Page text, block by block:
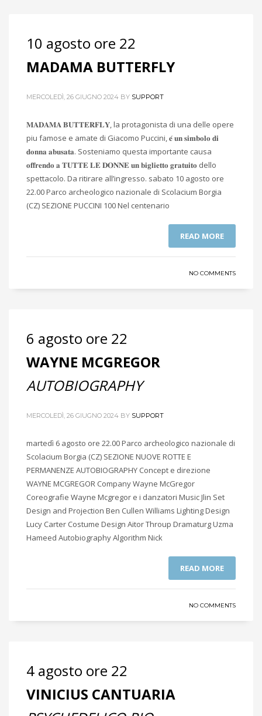
10 agosto ore 22
MADAMA BUTTERFLY
MERCOLEDÌ, 26 GIUGNO 2024 BY SUPPORT
𝐌𝐀𝐃𝐀𝐌𝐀 𝐁𝐔𝐓𝐓𝐄𝐑𝐅𝐋𝐘, la protagonista di una delle opere
piu famose e amate di Giacomo Puccini, 𝐞́ 𝐮𝐧 𝐬𝐢𝐦𝐛𝐨𝐥𝐨 𝐝𝐢
𝐝𝐨𝐧𝐧𝐚 𝐚𝐛𝐮𝐬𝐚𝐭𝐚. Sosteniamo questa importante causa
𝐨𝐟𝐟𝐫𝐞𝐧𝐝𝐨 𝐚 𝐓𝐔𝐓𝐓𝐄 𝐋𝐄 𝐃𝐎𝐍𝐍𝐄 𝐮𝐧 𝐛𝐢𝐠𝐥𝐢𝐞𝐭𝐭𝐨 𝐠𝐫𝐚𝐭𝐮𝐢𝐭𝐨 dello
spettacolo. Da ritirare all’ingresso. sabato 10 agosto ore
22.00 Parco archeologico nazionale di Scolacium Borgia
(CZ) SEZIONE PUCCINI 100 Nel centenario
READ MORE
NO COMMENTS
6 agosto ore 22
WAYNE MCGREGOR
AUTOBIOGRAPHY
MERCOLEDÌ, 26 GIUGNO 2024 BY SUPPORT
martedì 6 agosto ore 22.00 Parco archeologico nazionale di
Scolacium Borgia (CZ) SEZIONE NUOVE ROTTE E
PERMANENZE AUTOBIOGRAPHY Concept e direzione
WAYNE MCGREGOR Company Wayne McGregor
Coreografie Wayne Mcgregor e i danzatori Music Jlin Set
Design and Projection Ben Cullen Williams Lighting Design
Lucy Carter Costume Design Aitor Throup Dramaturg Uzma
Hameed Autobiography Algorithm Nick
READ MORE
NO COMMENTS
4 agosto ore 22
VINICIUS CANTUARIA